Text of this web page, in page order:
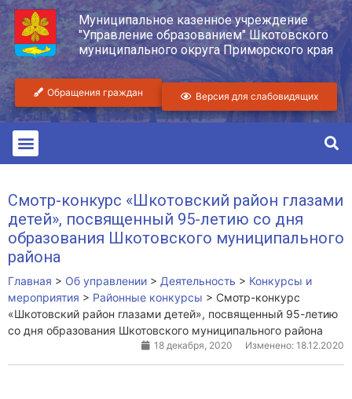
Муниципальное казенное учреждение
"Управление образованием" Шкотовского
муниципального округа Приморского края
Обращения граждан Версия для слабовидящих
Смотр-конкурс «Шкотовский район глазами
детей», посвященный 95-летию со дня
образования Шкотовского муниципального
района
Главная > Об управлении > Деятельность > Конкурсы и
мероприятия > Районные конкурсы > Смотр-конкурс
«Шкотовский район глазами детей», посвященный 95-летию
со дня образования Шкотовского муниципального района
18 декабря, 2020 Изменено: 18.12.2020